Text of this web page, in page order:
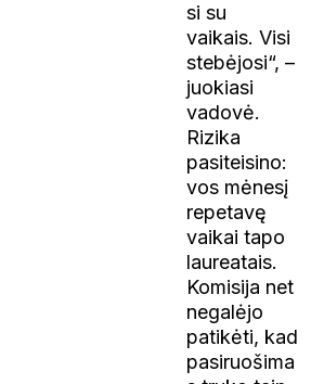
si su
vaikais. Visi
stebėjosi“, –
juokiasi
vadovė.
Rizika
pasiteisino:
vos mėnesį
repetavę
vaikai tapo
laureatais.
Komisija net
negalėjo
patikėti, kad
pasiruošima